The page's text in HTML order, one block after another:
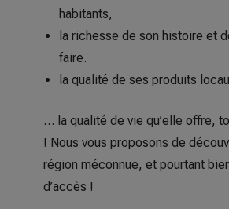
habitants,
la richesse de son histoire et
faire.
la qualité de ses produits
… la qualité de vie qu’elle offre,
! Nous vous proposons de
région méconnue, et pourtant
d’accès !